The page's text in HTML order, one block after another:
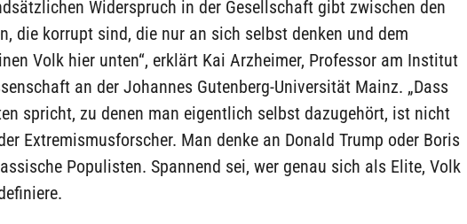
Widerspruch in der Gesellschaft gibt zwischen den
die korrupt sind, die nur an sich selbst denken und dem
Volk hier unten“, erklärt Kai Arzheimer, Professor am Institut
an der Johannes Gutenberg-Universität Mainz. „Dass
spricht, zu denen man eigentlich selbst dazugehört, ist nicht
Extremismusforscher. Man denke an Donald Trump oder Boris
Populisten. Spannend sei, wer genau sich als Elite, Volk